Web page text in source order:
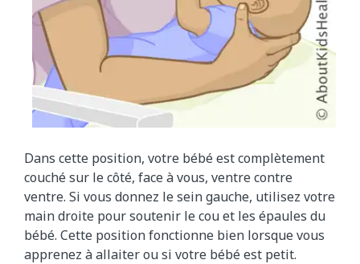
Dans cette position, votre bébé est complètement
couché sur le côté, face à vous, ventre contre
ventre. Si vous donnez le sein gauche, utilisez votre
main droite pour soutenir le cou et les épaules du
bébé. Cette position fonctionne bien lorsque vous
apprenez à allaiter ou si votre bébé est petit.